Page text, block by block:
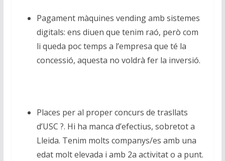
Pagament màquines vending amb sistemes
digitals: ens diuen que tenim raó, però com
li queda poc temps a l’empresa que té la
concessió, aquesta no voldrà fer la inversió.
Places per al proper concurs de trasllats
d’USC ?. Hi ha manca d’efectius, sobretot a
Lleida. Tenim molts companys/es amb una
edat molt elevada i amb 2a activitat o a punt.